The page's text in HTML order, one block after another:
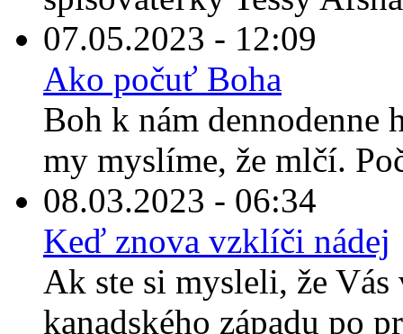
07.05.2023 - 12:09
Ako počuť Boha
Boh k nám
my myslíme, že mlčí.
08.03.2023 - 06:34
Keď znova vzklíči nádej
Ak ste si mysleli, že
kanadského západu po